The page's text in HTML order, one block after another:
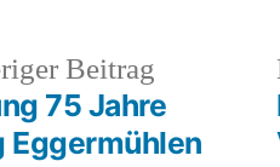
Beitrag
Beitrag:
75 Jahre
Eggermühlen